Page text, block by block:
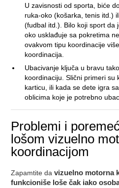
U zavisnosti od sporta, biće
ruka-oko (košarka, tenis itd.)
(fudbal itd.). Bilo koji sport da
oko usklađuje sa pokretima
ovakvom tipu koordinacije
koordinacija.
Ubacivanje ključa u bravu
koordinaciju. Slični primeri su
karticu, ili kada se dete igra
oblicima koje je potrebno
Problemi i
lošom vizuelno
koordinacijom
Zapamtite davizuelno motorna
funkcioniše loše čak iako